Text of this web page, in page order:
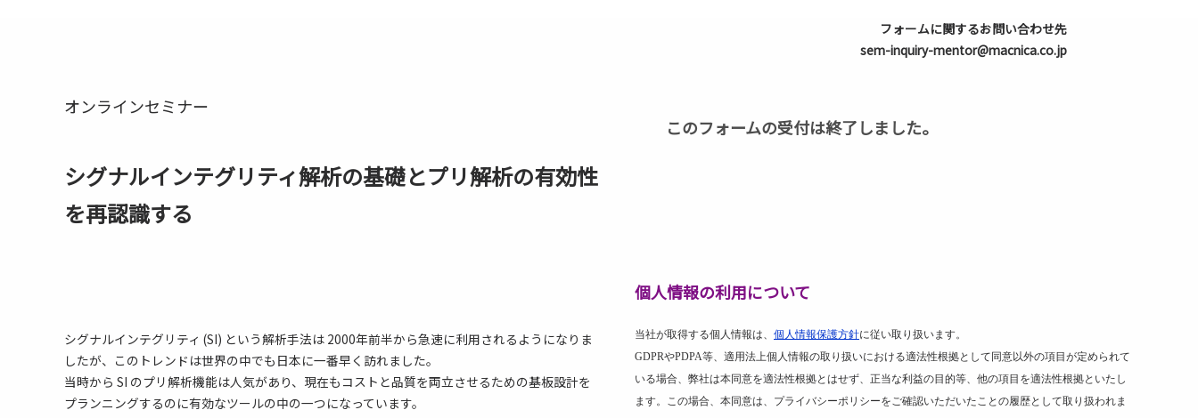
オンラインセミナー
シグナルインテグリティ解析の基礎とプリ解析の有効性
を再認識する
シグナルインテグリティ (SI) という解析手法は 2000年前半から急速に利用されるようになりま
したが、このトレンドは世界の中でも日本に一番早く訪れました。
当時から SI のプリ解析機能は人気があり、現在もコストと品質を両立させるための基板設計を
プランニングするのに有効なツールの中の一つになっています。
フォームに関するお問い合わせ先
sem-inquiry-mentor@macnica.co.jp
このフォームの受付は終了しました。
個人情報の利用について
当社が取得する個人情報は、 個人情報保護方針に従い取り扱います。
GDPRやPDPA等、適用法上個人情報の取り扱いにおける適法性根拠として同意以外の項目が定められて
いる場合、弊社は本同意を適法性根拠とはせず、正当な利益の目的等、他の項目を適法性根拠といたし
ます。この場合、本同意は、プライバシーポリシーをご確認いただいたことの履歴として取り扱われま